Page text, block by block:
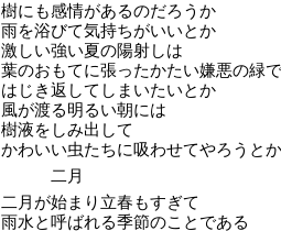
樹にも感情があるのだろうか
雨を浴びて気持ちがいいとか
激しい強い夏の陽射しは
葉のおもてに張ったかたい嫌悪の緑で
はじき返してしまいたいとか
風が渡る明るい朝には
樹液をしみ出して
かわいい虫たちに吸わせてやろうとか
二月
二月が始まり立春もすぎて
雨水と呼ばれる季節のことである